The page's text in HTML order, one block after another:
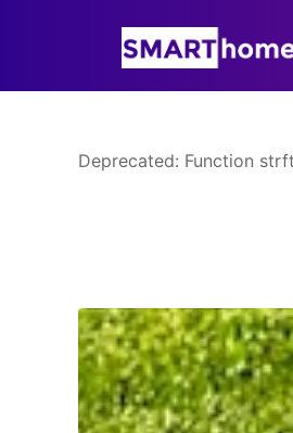
Deprecated: Function